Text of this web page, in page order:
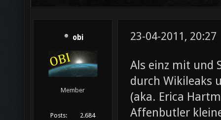
obi
Member
Posts:
2.684
23-04-2011, 20:27
Als einz mit und
durch Wikileaks
(aka. Erica
Affenbutler